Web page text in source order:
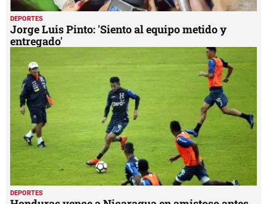
DEPORTES
Jorge Luis Pinto: 'Siento al equipo metido y
entregado'
DEPORTES